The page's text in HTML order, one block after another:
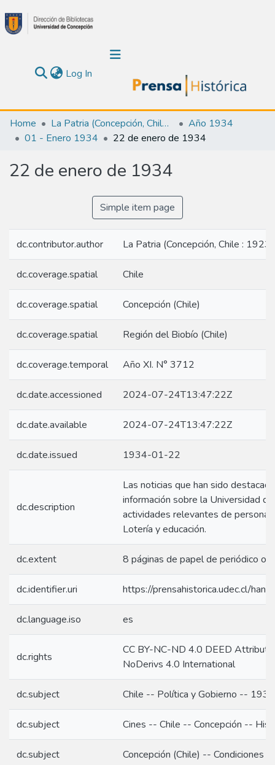
Log In(current)
Communities & Collections
Calendar
Home La Patria (Concepción, Chile : 1923)
Año 1934
01 - Enero 1934
22 de enero de 1934
22 de enero de 1934
Simple item page
dc.contributor.author La Patria (Concepción, Chile : 1923)
dc.coverage.spatial Chile
dc.coverage.spatial Concepción (Chile)
dc.coverage.spatial Región del Biobío (Chile)
dc.coverage.temporal Año XI. N° 3712
dc.date.accessioned 2024-07-24T13:47:22Z
dc.date.available 2024-07-24T13:47:22Z
dc.date.issued 1934-01-22
dc.description
Las noticias que han sido
información sobre la Universidad
actividades relevantes de
Lotería y educación.
dc.extent 8 páginas de papel de periódico
dc.identifier.uri https://prensahistorica.udec.cl/
dc.language.iso es
dc.rights
CC BY-NC-ND 4.0 DEED
NoDerivs 4.0 International
dc.subject Chile -- Política y Gobierno -- 1934
dc.subject Cines -- Chile -- Concepción --
dc.subject Concepción (Chile) -- Condiciones